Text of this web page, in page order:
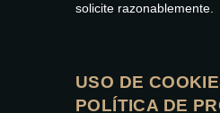
solicite razonablemente.
USO DE
POLÍTICA DE